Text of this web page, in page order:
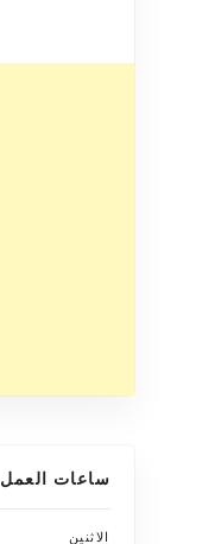
ساعات العمل
الاثنين